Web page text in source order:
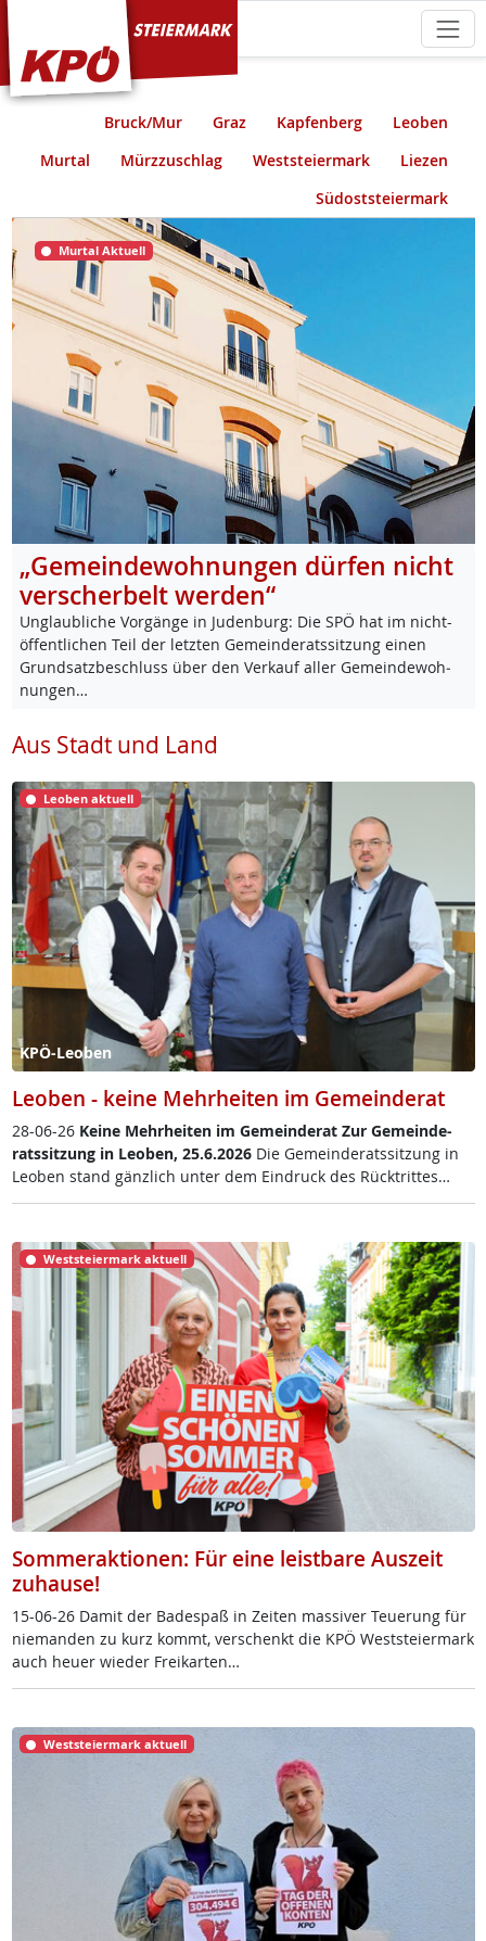
KPÖ Steiermark
Bruck/Mur Graz Kapfenberg
Leoben
Murtal
Mürzzuschlag Weststeiermark
Liezen
Südoststeiermark
Murtal Aktuell
„Gemeindewohnungen dürfen nicht
verscherbelt werden“
Un­glaub­li­che Vor­gän­ge in Ju­den­burg: Die SPÖ hat im nicht-
öf­f­ent­li­chen Teil der letz­ten Ge­mein­de­rats­sit­zung ei­nen
Grund­satz­be­schluss über den Ver­kauf al­ler Ge­mein­de­woh­
nun­gen…
Aus Stadt und Land
Leoben aktuell
KPÖ-Leoben
Leoben - keine Mehrheiten im Gemeinderat
28-06-26 Kei­ne Mehr­hei­ten im Ge­mein­de­rat Zur Ge­mein­de­
rats­sit­zung in Leo­ben, 25.6.2026Die Ge­mein­de­rats­sit­zung in
Leo­ben stand gänz­lich un­ter dem Ein­druck des Rück­trit­tes…
Weststeiermark aktuell
Sommeraktionen: Für eine leistbare Auszeit
zuhause!
15-06-26 Da­mit der Ba­de­spaß in Zei­ten mas­si­ver Teue­rung für
nie­man­den zu kurz kommt, ver­schenkt die KPÖ West­s­tei­er­mark
auch heu­er wie­der Frei­k­ar­ten…
Weststeiermark aktuell